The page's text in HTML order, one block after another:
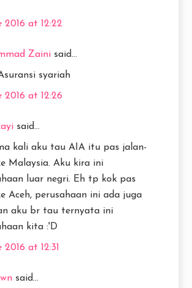
2016 at 12:22
Zaini said...
syariah
2016 at 12:26
said...
kali aku tau AIA itu pas jalan-
Malaysia. Aku kira ini
luar negri. Eh tp kok pas
Aceh, perusahaan ini ada juga
aku br tau ternyata ini
kita :'D
2016 at 12:31
said...